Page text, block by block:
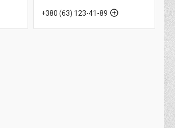
+380 (63) 123-41-89